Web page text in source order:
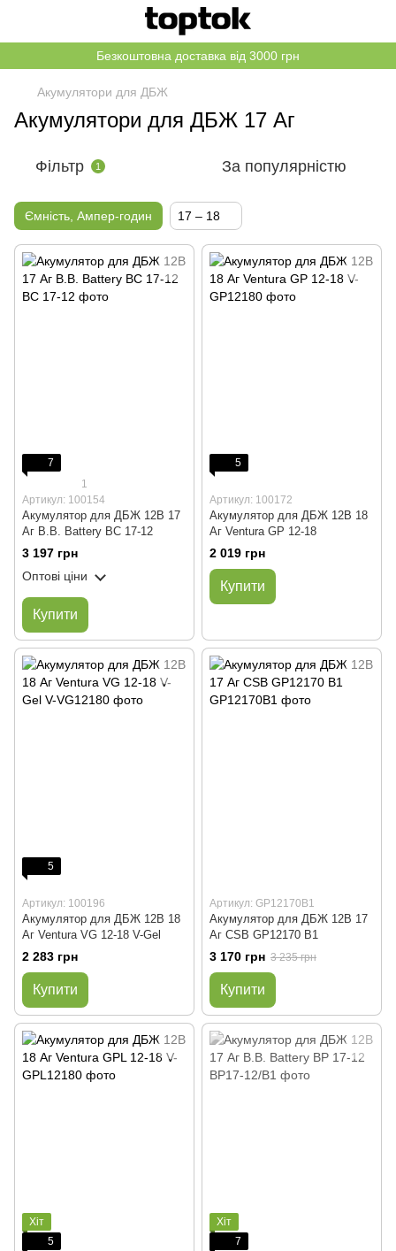
Безкоштовна доставка від 3000 грн
Акумулятори для ДБЖ
Акумулятори для ДБЖ 17 Аг
Фільтр 1 За популярністю
Ємність, Ампер-годин 17 – 18
7
1
Артикул: 100154
Акумулятор для ДБЖ 12В 17
Аг B.B. Battery BC 17-12
3 197 грн
Оптові ціни
Купити
5
Артикул: 100172
Акумулятор для ДБЖ 12В 18
Аг Ventura GP 12-18
2 019 грн
Купити
5
Артикул: 100196
Акумулятор для ДБЖ 12В 18
Аг Ventura VG 12-18 V-Gel
2 283 грн
Купити
Артикул: GP12170B1
Акумулятор для ДБЖ 12В 17
Аг CSB GP12170 B1
3 170 грн 3 235 грн
Купити
Хіт
5
Хіт
7